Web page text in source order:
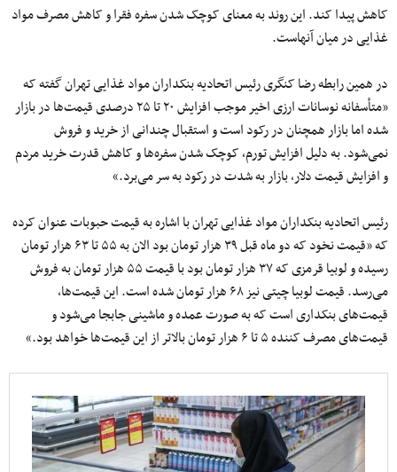
کاهش پیدا کند. این روند به معنای کوچک شدن سفره فقرا و کاهش مصرف مواد
غذایی در میان آنهاست.
در همین رابطه رضا کنگری رئیس اتحادیه بنکداران مواد غذایی تهران گفته که
«متأسفانه نوسانات ارزی اخیر موجب افزایش ۲۰ تا ۲۵ درصدی قیمت‌ها در بازار
شده اما بازار همچنان در رکود است و استقبال چندانی از خرید و فروش
نمی‌شود. به دلیل افزایش تورم، کوچک شدن سفره‌ها و کاهش قدرت خرید مردم
و افزایش قیمت دلار، بازار به شدت در رکود به سر می‌برد.»
رئیس اتحادیه بنکداران مواد غذایی تهران با اشاره به قیمت حبوبات عنوان کرده
که «قیمت نخود که دو ماه قبل ۳۹ هزار تومان بود الان به ۵۵ تا ۶۳ هزار تومان
رسیده و لوبیا قرمزی که ۳۷ هزار تومان بود با قیمت ۵۵ هزار تومان به فروش
می‌رسد. قیمت لوبیا چیتی نیز ۶۸ هزار تومان شده است. این قیمت‌ها،
قیمت‌های بنکداری است که به صورت عمده و ماشینی جابجا می‌شود و
قیمت‌های مصرف کننده ۵ تا ۶ هزار تومان بالاتر از این قیمت‌ها خواهد بود.»